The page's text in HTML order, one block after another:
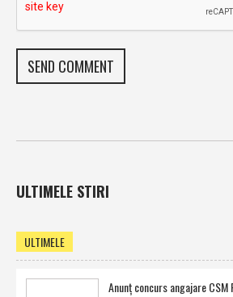
ULTIMELE STIRI
ULTIMELE
Anunţ concurs angajare